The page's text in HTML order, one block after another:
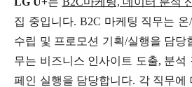
집 중입니다. B2C 마케팅 직무는
수립 및 프로모션 기획/실행을 담당
무는 비즈니스 인사이트 도출, 분석
페인 실행을 담당합니다. 각 직무에